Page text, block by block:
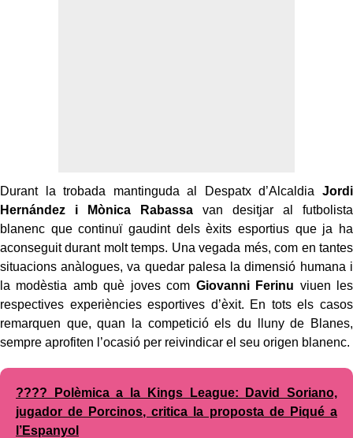
Durant la trobada mantinguda al Despatx d’Alcaldia Jordi
Hernández i Mònica Rabassavan desitjar al futbolista
blanenc que continuï gaudint dels èxits esportius que ja ha
aconseguit durant molt temps. Una vegada més, com en tantes
situacions anàlogues, va quedar palesa la dimensió humana i
la modèstia amb què joves com Giovanni Ferinu viuen les
respectives experiències esportives d’èxit. En tots els casos
remarquen que, quan la competició els du lluny de Blanes,
sempre aprofiten l’ocasió per reivindicar el seu origen blanenc.
???? Polèmica a la Kings League: David Soriano,
jugador de Porcinos, critica la proposta de Piqué a
l’Espanyol